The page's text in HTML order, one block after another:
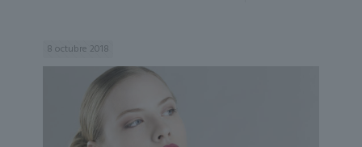
8 octubre 2018